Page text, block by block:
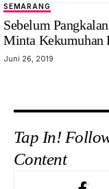
SEMARANG
Sebelum
Minta Kekumuhan
Juni 26, 2019
Tap In!
Content